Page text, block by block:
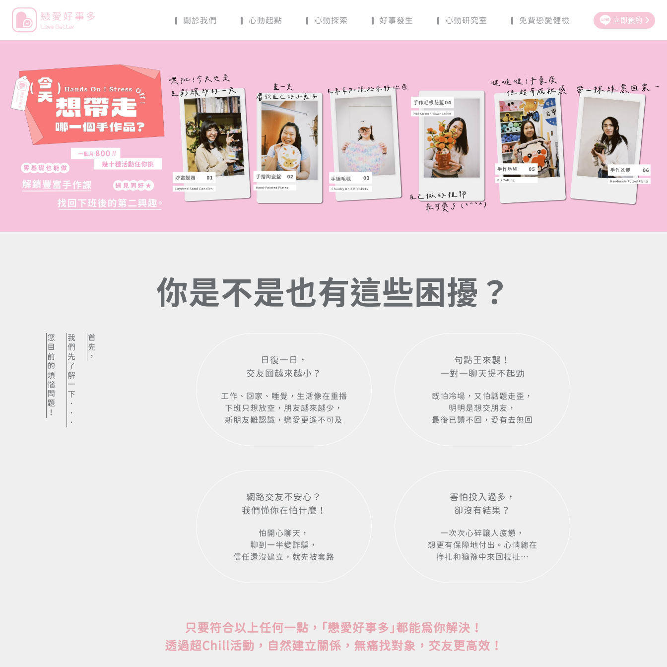
關於我們 心動起點 心動探索 好事發生 心動研究室 免費戀愛健檢 立即預約
你是不是也有這些困擾 ？
首先，
我們先了解一下．．．
您目前的煩惱問題！
日復一日，
交友圈越來越小？
工作、回家、睡覺，生活像在重播
下班只想放空，朋友越來越少，
新朋友難認識，戀愛更遙不可及
句點王來襲！
一對一聊天提不起勁
既怕冷場，又怕話題走歪，
明明是想交朋友，
最後已讀不回，愛有去無回
網路交友不安心？
我們懂你在怕什麼！
怕開心聊天，
聊到一半變詐騙，
信任還沒建立，就先被套路
害怕投入過多，
卻沒有結果？
一次次心碎讓人疲憊，
想更有保障地付出。心情總在
挣扎和猶豫中來回拉扯⋯
只要符合以上任何一點，「戀愛好事多」都能為你解決！
透過超Chill活動，自然建立關係，無痛找對象，交友更高效！